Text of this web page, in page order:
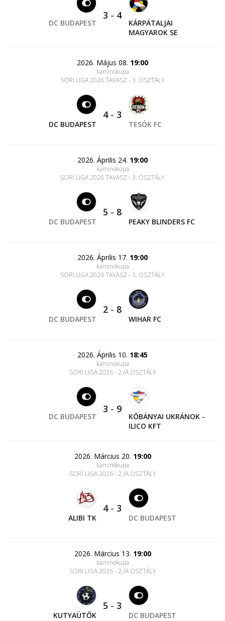
DC BUDAPEST
3 - 4
KÁRPÁTALJAI
MAGYAROK SE
2026. Május 08. 19:00
kaminokupa
SORI LIGA 2026 TAVASZ - 3. OSZTÁLY
DC BUDAPEST
4- 3
TESÓK FC
2026. Április 24. 19:00
kaminokupa
SORI LIGA 2026 TAVASZ - 3. OSZTÁLY
DC BUDAPEST
5 - 8
PEAKY BLINDERS FC
2026. Április 17. 19:00
kaminokupa
SORI LIGA 2026 TAVASZ - 3. OSZTÁLY
DC BUDAPEST
2 - 8
WIHAR FC
2026. Április 10. 18:45
kaminokupa
SORI LIGA 2026 - 2./A OSZTÁLY
DC BUDAPEST
3 - 9
KŐBÁNYAI UKRÁNOK -
ILICO KFT
2026. Március 20. 19:00
kaminokupa
SORI LIGA 2026 - 2./A OSZTÁLY
ALIBI TK
4- 3
DC BUDAPEST
2026. Március 13. 19:00
kaminokupa
SORI LIGA 2026 - 2./A OSZTÁLY
KUTYAÜTŐK
5 - 3
DC BUDAPEST